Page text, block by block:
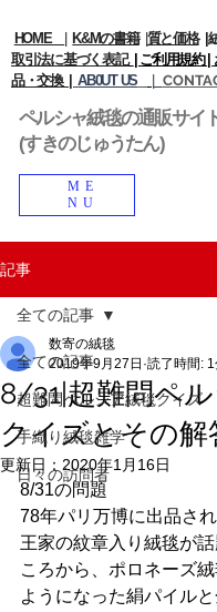
HOME K&Mの書籍| 質と価格|
取引法に基づく表記
| ご利用規約 |
品・交換 |
AB0UT US
ペルシャ絨毯の通販サイ
(すきのじゅうたん)
ME
NU
記事
全ての記事
超難問ペルシア絨毯クイズ
手織り絨毯雑学
日々の訪問者
全ての記事
8/31|超難問ペ
クイズとその解
数寄の絨毯
2019年9月27日 読了時間:
更新日： 2020年1月16日
8/31の問題
78年パリ万博に出品さ
王家の紋章入り絨毯が
ころから、ポロネーズ
ようになった絹パイル